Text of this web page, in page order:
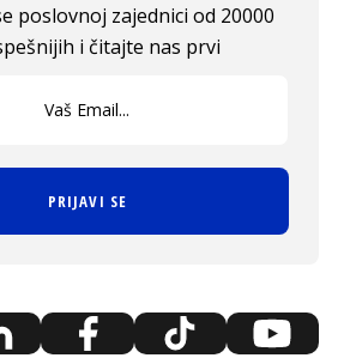
poslovnoj zajednici od 20000
i čitajte nas prvi
PRIJAVI SE